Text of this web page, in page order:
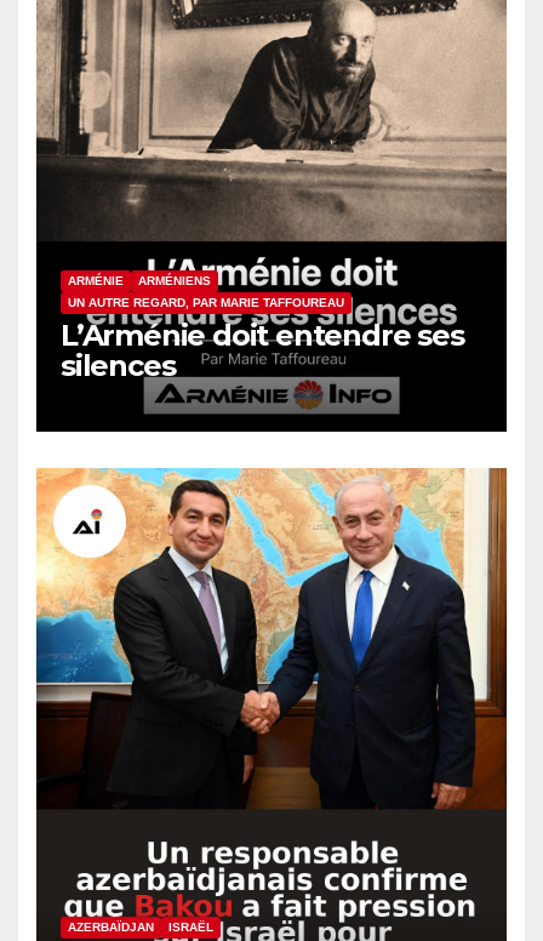
ARMÉNIE
ARMÉNIENS
UN AUTRE REGARD, PAR MARIE TAFFOUREAU
L’Arménie doit entendre ses
silences
AZERBAÏDJAN ISRAËL